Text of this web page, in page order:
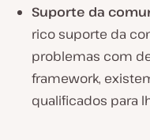
Suporte da
rico suporte da
problemas com
framework,
qualificados para